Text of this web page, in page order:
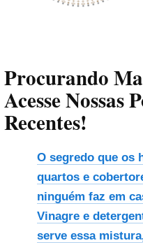
Procurando
Acesse Nossas
Recentes!
O segredo que os
quartos e
ninguém faz em
Vinagre e
serve essa